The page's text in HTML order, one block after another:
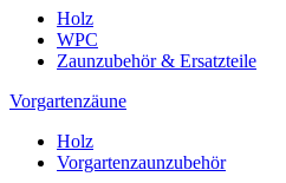
Holz
WPC
Zaunzubehör & Ersatzteile
Vorgartenzäune
Holz
Vorgartenzaunzubehör